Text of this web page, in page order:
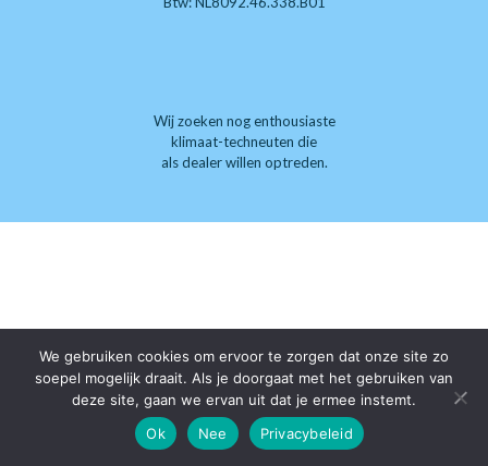
Wij zoeken nog enthousiaste
klimaat-techneuten die
als dealer willen optreden.
We gebruiken cookies om ervoor te zorgen dat onze site zo
soepel mogelijk draait. Als je doorgaat met het gebruiken van
deze site, gaan we ervan uit dat je ermee instemt.
Ok
Nee Privacybeleid